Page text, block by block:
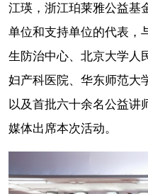
江瑛，浙江珀莱雅公益基
单位和支持单位的代表，
生防治中心、北京大学人
妇产科医院、华东师范大
以及首批六十余名公益讲
媒体出席本次活动。